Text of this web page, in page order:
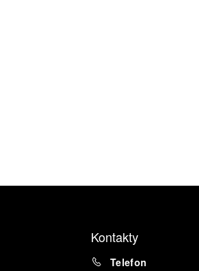
Kontakty
Telefon